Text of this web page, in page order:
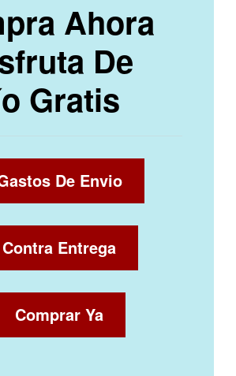
Ahora
De
Gratis
De Envio
Contra Entrega
Comprar Ya